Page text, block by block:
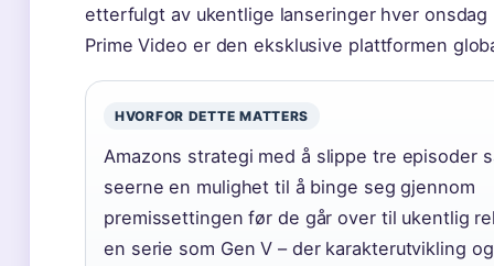
etterfulgt av ukentlige lanseringer hver onsdag
Prime Video er den eksklusive plattformen
HVORFOR DETTE MATTERS
Amazons strategi med å slippe tre episoder
seerne en mulighet til å binge seg gjennom
premissettingen før de går over til ukentlig
en serie som Gen V – der karakterutvikling